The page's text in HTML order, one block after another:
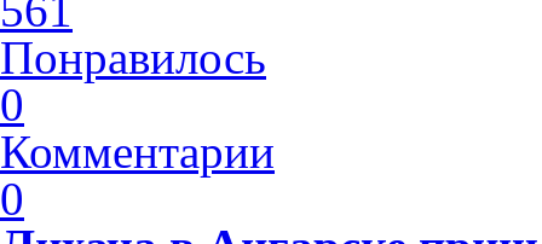
Понравилось
0
Комментарии
0